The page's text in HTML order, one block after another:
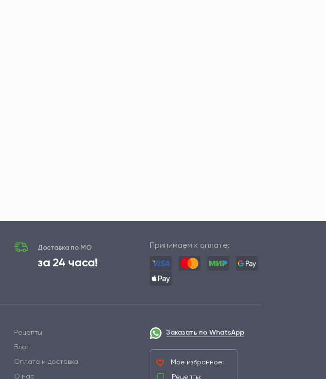
Доставка по МО
за 24 часа!
Принимаем к оплате:
Рецепты
Блог
Оплата и доставка
О нас
Заказать по WhatsApp
Мое избранное:
Рецепты: